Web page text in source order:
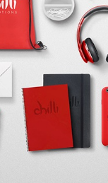
تماس باما
Contact Us